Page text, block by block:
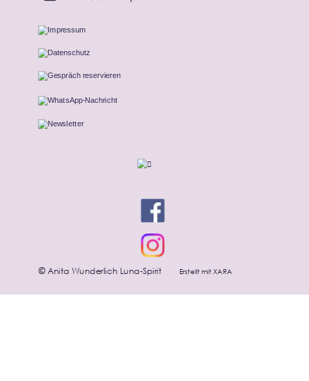
Erstellt mit XARA
© Anita Wunderlich Luna-Spirit